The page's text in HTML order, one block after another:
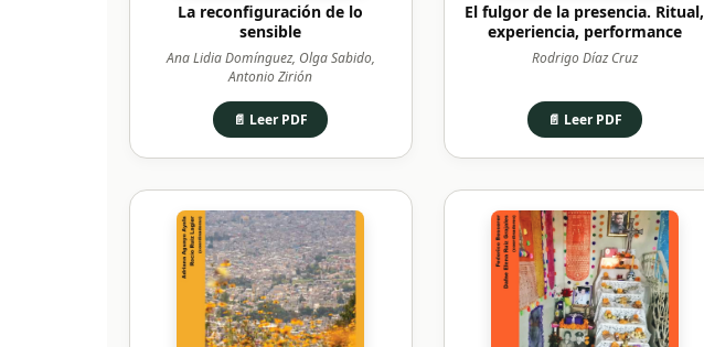
La reconfiguración de lo
sensible
Ana Lidia Domínguez, Olga Sabido,
Antonio Zirión
📄 Leer PDF
El fulgor de la presencia. Ritual,
experiencia, performance
Rodrigo Díaz Cruz
📄 Leer PDF